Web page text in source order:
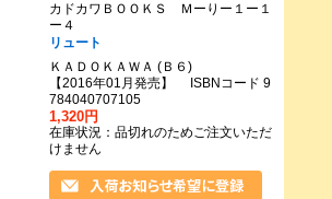
カドカワＢＯＯＫＳ Ｍーりー１ー１
ー４
リュート
ＫＡＤＯＫＡＷＡ (Ｂ６)
【2016年01月発売】 ISBNコード 9
784040707105
1,320円
在庫状況：品切れのためご注文いただ
けません